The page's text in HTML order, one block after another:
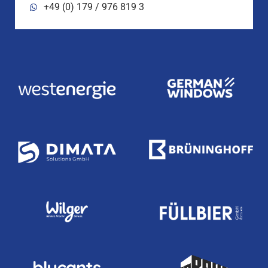
+49 (0) 179 / 976 819 3